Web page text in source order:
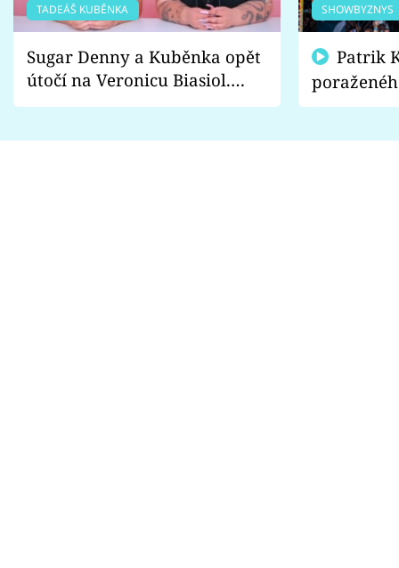
TADEÁŠ KUBĚNKA
Sugar Denny a Kuběnka opět
útočí na Veronicu Biasiol.
Proč je podle nich falešná a
SHOWBYZNYS
fanoušci